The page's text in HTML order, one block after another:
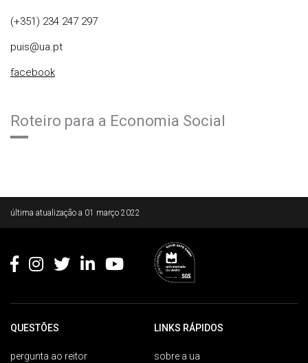
(+351) 234 247 297
puis@ua.pt
facebook
Roteiro para a Economia Social
última atualização a 01 março 2022
QUESTÕES
pergunta ao reitor
LINKS RÁPIDOS
sobre a ua